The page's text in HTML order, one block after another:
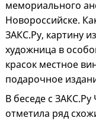
мемориального
Новороссийске.
ЗАКС.Ру, картину
художница в
красок местное
подарочное
В беседе с
отметила ряд